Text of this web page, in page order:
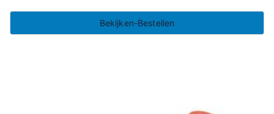
Bekijken-Bestellen